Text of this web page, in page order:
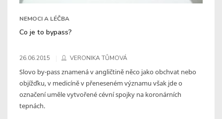
NEMOCI A LÉČBA
Co je to bypass?
26.06.2015 VERONIKA TŮMOVÁ
Slovo by-pass znamená v angličtině něco jako obchvat nebo
objížďku, v medicíně v přeneseném významu však jde o
označení uměle vytvořené cévní spojky na koronárních
tepnách.